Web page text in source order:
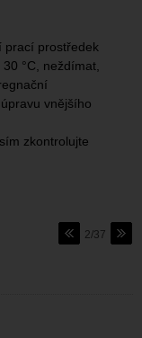
prací prostředek
°C, neždímat,
vnějšího
zkontrolujte
2/37